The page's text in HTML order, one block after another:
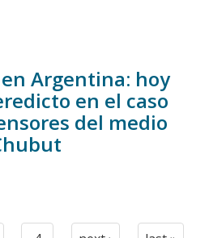
Argentina: hoy
en el caso
del medio